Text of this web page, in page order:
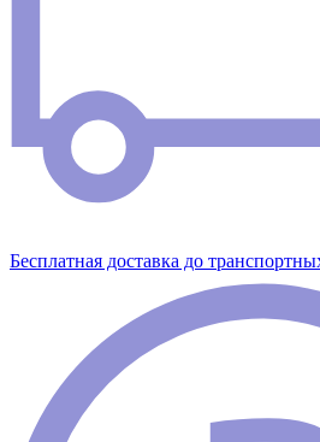
Бесплатная доставка до